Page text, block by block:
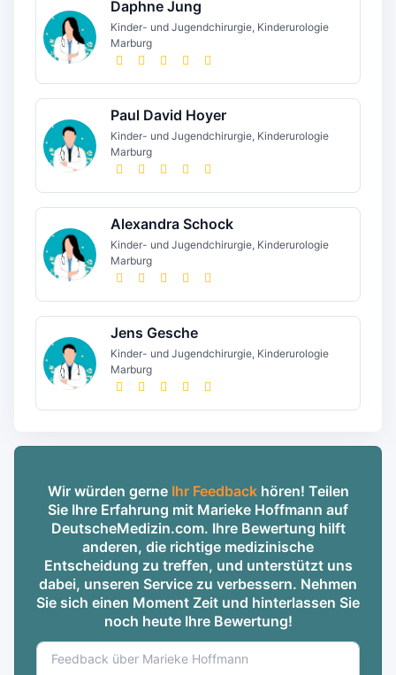
Daphne Jung
Kinder- und Jugendchirurgie, Kinderurologie
Marburg
Paul David Hoyer
Kinder- und Jugendchirurgie, Kinderurologie
Marburg
Alexandra Schock
Kinder- und Jugendchirurgie, Kinderurologie
Marburg
Jens Gesche
Kinder- und Jugendchirurgie, Kinderurologie
Marburg
Wir würden gerne Ihr Feedbackhören! Teilen
Sie Ihre Erfahrung mit Marieke Hoffmann auf
DeutscheMedizin.com. Ihre Bewertung hilft
anderen, die richtige medizinische
Entscheidung zu treffen, und unterstützt uns
dabei, unseren Service zu verbessern. Nehmen
Sie sich einen Moment Zeit und hinterlassen Sie
noch heute Ihre Bewertung!